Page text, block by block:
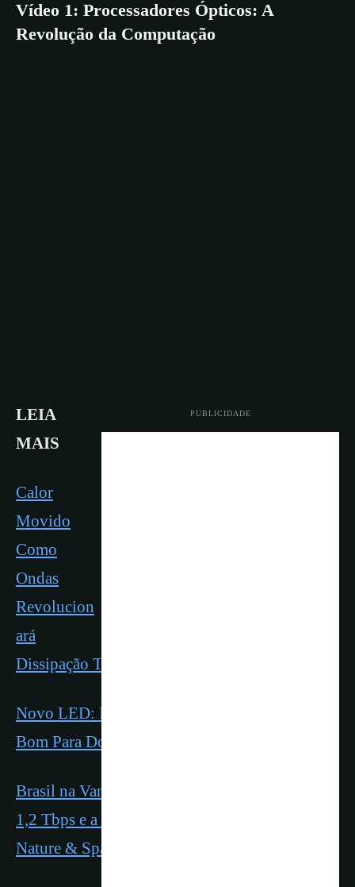
Vídeo 1: Processadores Ópticos: A
Revolução da Computação
PUBLICIDADE
LEIA
MAIS
Calor
Movido
Como
Ondas
Revolucion
ará
Dissipação Térmica
Novo LED: Luz Similar a Solar, Agradável,
Bom Para Dormir
Brasil na Vanguarda do 6G: Chips Fotônicos de
1,2 Tbps e a Revolução da Ótica Nacional |
Nature & Space